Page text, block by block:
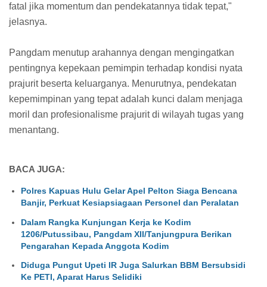
fatal jika momentum dan pendekatannya tidak tepat,"
jelasnya.
Pangdam menutup arahannya dengan mengingatkan
pentingnya kepekaan pemimpin terhadap kondisi nyata
prajurit beserta keluarganya. Menurutnya, pendekatan
kepemimpinan yang tepat adalah kunci dalam menjaga
moril dan profesionalisme prajurit di wilayah tugas yang
menantang.
BACA JUGA:
Polres Kapuas Hulu Gelar Apel Pelton Siaga Bencana
Banjir, Perkuat Kesiapsiagaan Personel dan Peralatan
Dalam Rangka Kunjungan Kerja ke Kodim
1206/Putussibau, Pangdam XII/Tanjungpura Berikan
Pengarahan Kepada Anggota Kodim
Diduga Pungut Upeti IR Juga Salurkan BBM Bersubsidi
Ke PETI, Aparat Harus Selidiki